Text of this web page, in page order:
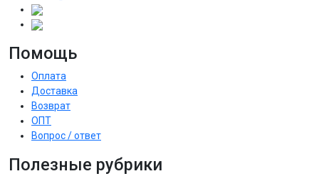
Помощь
Оплата
Доставка
Возврат
ОПТ
Вопрос / ответ
Полезные рубрики